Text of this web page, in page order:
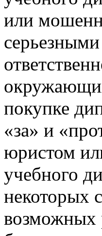
или
покупке
«за» и
юристом
учебного
некоторых
возможных